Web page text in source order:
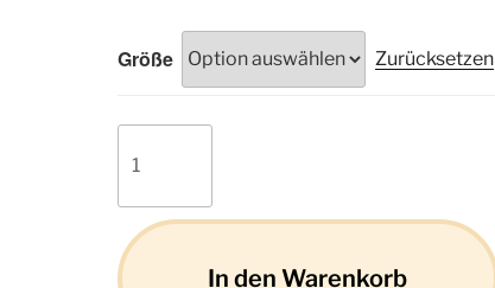
Größe Zurücksetzen
03
In den Warenkorb